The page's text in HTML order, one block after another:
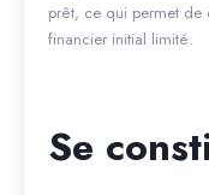
prêt, ce qui permet de
financier initial limité.
Se